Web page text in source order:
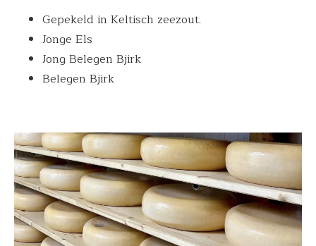
Gepekeld in Keltisch zeezout.
Jonge Els
Jong Belegen Bjirk
Belegen Bjirk